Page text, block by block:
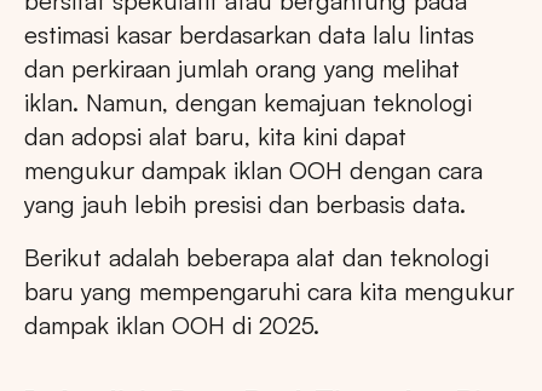
estimasi kasar berdasarkan data lalu lintas
dan perkiraan jumlah orang yang melihat
iklan. Namun, dengan kemajuan teknologi
dan adopsi alat baru, kita kini dapat
mengukur dampak iklan OOH dengan cara
yang jauh lebih presisi dan berbasis data.
Berikut adalah beberapa alat dan teknologi
baru yang mempengaruhi cara kita mengukur
dampak iklan OOH di 2025.